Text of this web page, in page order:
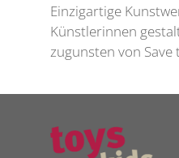
Einzigartige
Künstlerinnen
zugunsten von